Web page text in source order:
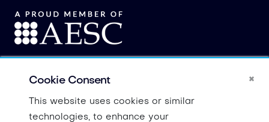
Cookie notice
© 2015 - 2026Levu Executives.® All rights reserved
Cookie Consent
This website uses cookies or similar
technologies, to enhance your
×